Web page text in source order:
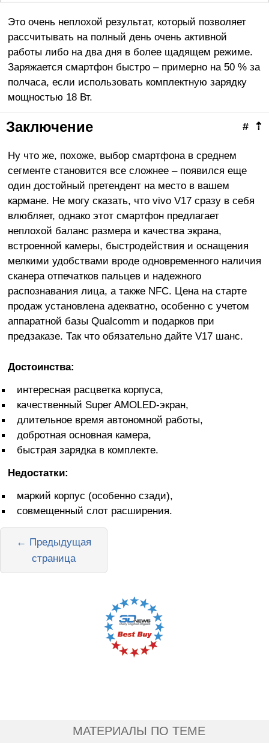
Это очень неплохой результат, который позволяет
рассчитывать на полный день очень активной
работы либо на два дня в более щадящем режиме.
Заряжается смартфон быстро – примерно на 50 % за
полчаса, если использовать комплектную зарядку
мощностью 18 Вт.
⇡
#
Заключение
Ну что же, похоже, выбор смартфона в среднем
сегменте становится все сложнее – появился еще
один достойный претендент на место в вашем
кармане. Не могу сказать, что vivo V17 сразу в себя
влюбляет, однако этот смартфон предлагает
неплохой баланс размера и качества экрана,
встроенной камеры, быстродействия и оснащения
мелкими удобствами вроде одновременного наличия
сканера отпечатков пальцев и надежного
распознавания лица, а также NFC. Цена на старте
продаж установлена адекватно, особенно с учетом
аппаратной базы Qualcomm и подарков при
предзаказе. Так что обязательно дайте V17 шанс.
Достоинства:
интересная расцветка корпуса,
качественный Super AMOLED-экран,
длительное время автономной работы,
добротная основная камера,
быстрая зарядка в комплекте.
Недостатки:
маркий корпус (особенно сзади),
совмещенный слот расширения.
← Предыдущая
страница
МАТЕРИАЛЫ ПО ТЕМЕ